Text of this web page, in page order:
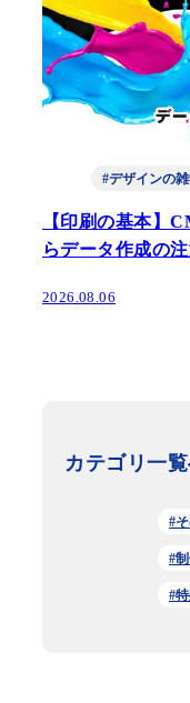
#デザインの
【印刷の基本】
らデータ作成の
2026.08.06
カテゴリ一
#
#
#